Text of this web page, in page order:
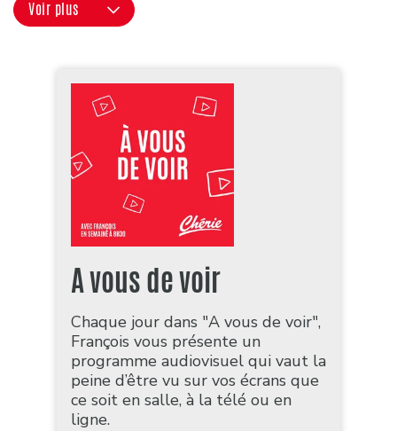
Voir plus
A vous de voir
Chaque jour dans "A vous de voir",
François vous présente un
programme audiovisuel qui vaut la
peine d’être vu sur vos écrans que
ce soit en salle, à la télé ou en
ligne.